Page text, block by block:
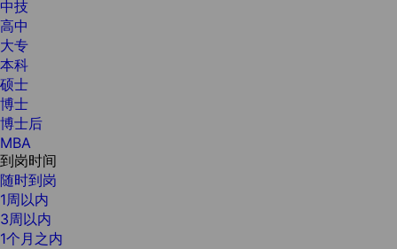
中技
高中
大专
本科
硕士
博士
博士后
MBA
到岗时间
随时到岗
1周以内
3周以内
1个月之内